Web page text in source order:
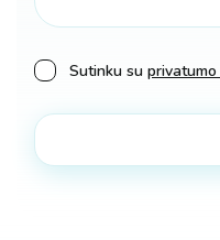
Sutinku su